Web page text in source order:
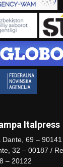
Italpress
Dante, 69 –
32 – 00187 /
– 20122